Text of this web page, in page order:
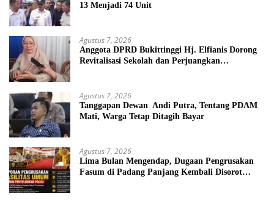
13 Menjadi 74 Unit
Agustus 7, 2026
Anggota DPRD Bukittinggi Hj. Elfianis Dorong
Revitalisasi Sekolah dan Perjuangkan
Agustus 7, 2026
Tanggapan Dewan Andi Putra, Tentang PDAM
Mati, Warga Tetap Ditagih Bayar
Agustus 7, 2026
Lima Bulan Mengendap, Dugaan Pengrusakan
Fasum di Padang Panjang Kembali Disorot